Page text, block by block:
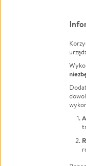
LinkedIn